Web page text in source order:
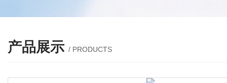
产品展示 / PRODUCTS